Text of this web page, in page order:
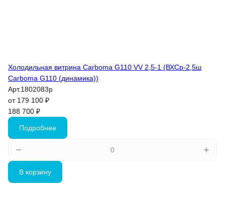
Холодильная витрина Carboma G110 VV 2,5-1 (ВХСр-2,5ш
Carboma G110 (динамика))
Арт.1802083p
от 179 100 ₽
188 700 ₽
Подробнее
В корзину